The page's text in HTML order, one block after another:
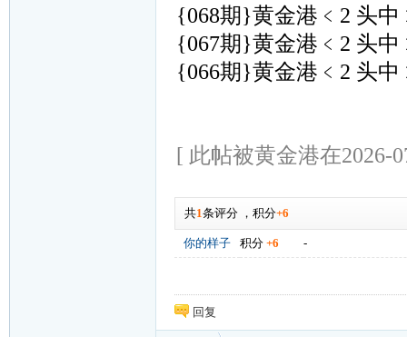
{068期}黄金港﹤2 头中
{067期}黄金港﹤2 头中
{066期}黄金港﹤2 头中
[ 此帖被黄金港在2026-
共1条评分， 积分+6
你的样子 积分 +6 -
回复